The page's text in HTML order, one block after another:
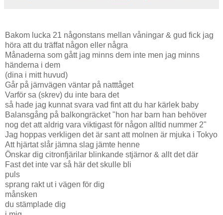
Bakom lucka 21 någonstans mellan våningar & gud fick jag
höra att du träffat någon eller några
Månaderna som gått jag minns dem inte men jag minns
händerna i dem
(dina i mitt huvud)
Går på järnvägen väntar på natttåget
Varför sa (skrev) du inte bara det
så hade jag kunnat svara vad fint att du har kärlek baby
Balansgång på balkongräcket "hon har barn han behöver
nog det att aldrig vara viktigast för någon alltid nummer 2"
Jag hoppas verkligen det är sant att molnen är mjuka i Tokyo
Att hjärtat slår jämna slag jämte henne
Önskar dig citronfjärilar blinkande stjärnor & allt det där
Fast det inte var så här det skulle bli
puls
sprang rakt ut i vägen för dig
månsken
du stämplade dig